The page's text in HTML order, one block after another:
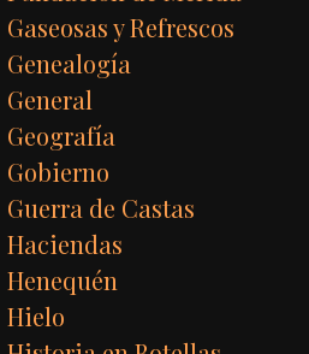
Gaseosas y Refrescos
Genealogía
General
Geografía
Gobierno
Guerra de Castas
Haciendas
Henequén
Hielo